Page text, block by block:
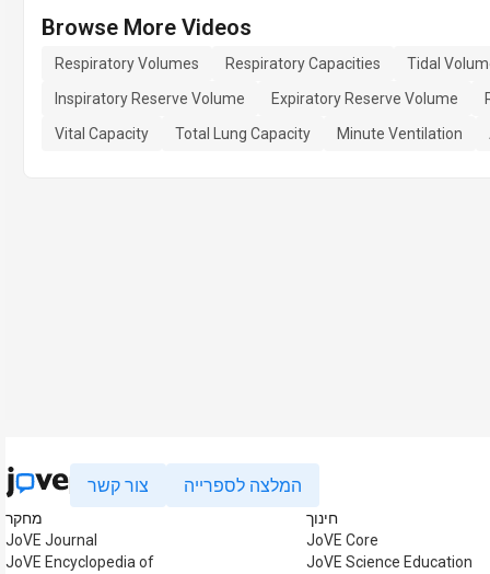
Browse More Videos
Respiratory Volumes Respiratory Capacities
Tidal
Inspiratory Reserve Volume
Expiratory Reserve Volume
Vital Capacity
Total Lung Capacity Minute Ventilation
צור קשר המלצה לספרייה
מחקר
JoVE Journal
JoVE Encyclopedia of
חינוך
JoVE Core
JoVE Science Education